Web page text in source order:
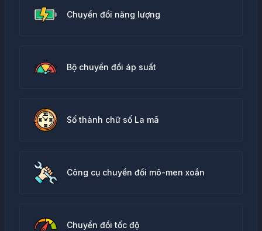
Chuyển đổi năng lượng
Bộ chuyển đổi áp suất
Số thành chữ số La mã
Công cụ chuyển đổi mô-men xoắn
Chuyển đổi tốc độ